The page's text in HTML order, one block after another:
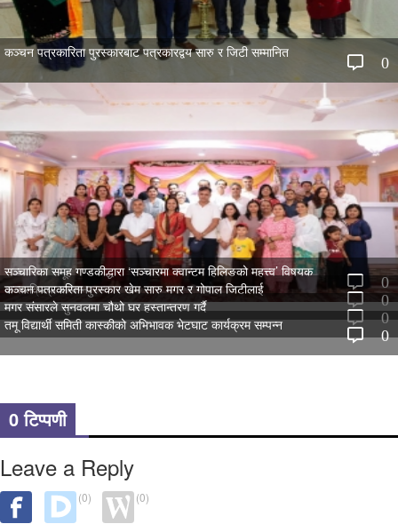
0
कञ्चन पत्रकारिता पुरस्कारबाट पत्रकारद्वय सारु र जिटी सम्मानित
0
सञ्चारिका समूह गण्डकीद्धारा ‘सञ्चारमा क्वान्टम हिलिङको महत्त्व’ विषयक
अन्तरक्रिया सम्पन्न
0
कञ्चन पत्रकरिता पुरस्कार खेम सारु मगर र गोपाल जिटीलाई
0
मगर संसारले सुनवलमा चौथो घर हस्तान्तरण गर्दै
0
तमू विद्यार्थी समिती कास्कीको अभिभावक भेटघाट कार्यक्रम सम्पन्न
0 टिप्पणी
Leave a Reply
(0) (0)